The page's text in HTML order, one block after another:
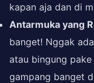
kapan aja dan di
Antarmuka yang
banget! Nggak
atau bingung
gampang banget